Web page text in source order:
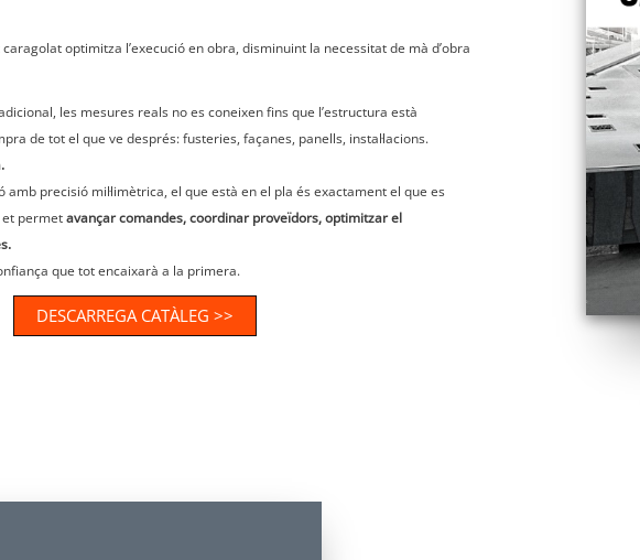
caragolat optimitza l’execució en obra, disminuint la necessitat de mà d’obra
les mesures reals no es coneixen fins que l’estructura està
de tot el que ve després: fusteries, façanes, panells, instal·lacions.
precisió mil·limètrica, el que està en el pla és exactament el que es
permetavançar comandes, coordinar proveïdors, optimitzar el
que tot encaixarà a la primera.
DESCARREGA CATÀLEG >>